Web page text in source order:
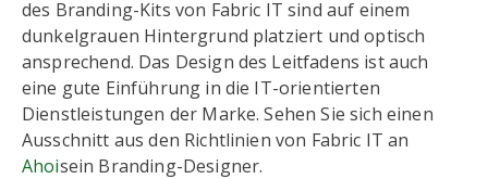
des Branding-Kits von Fabric IT sind auf einem
dunkelgrauen Hintergrund platziert und optisch
ansprechend. Das Design des Leitfadens ist auch
eine gute Einführung in die IT-orientierten
Dienstleistungen der Marke. Sehen Sie sich einen
Ausschnitt aus den Richtlinien von Fabric IT an
Ahoisein Branding-Designer.